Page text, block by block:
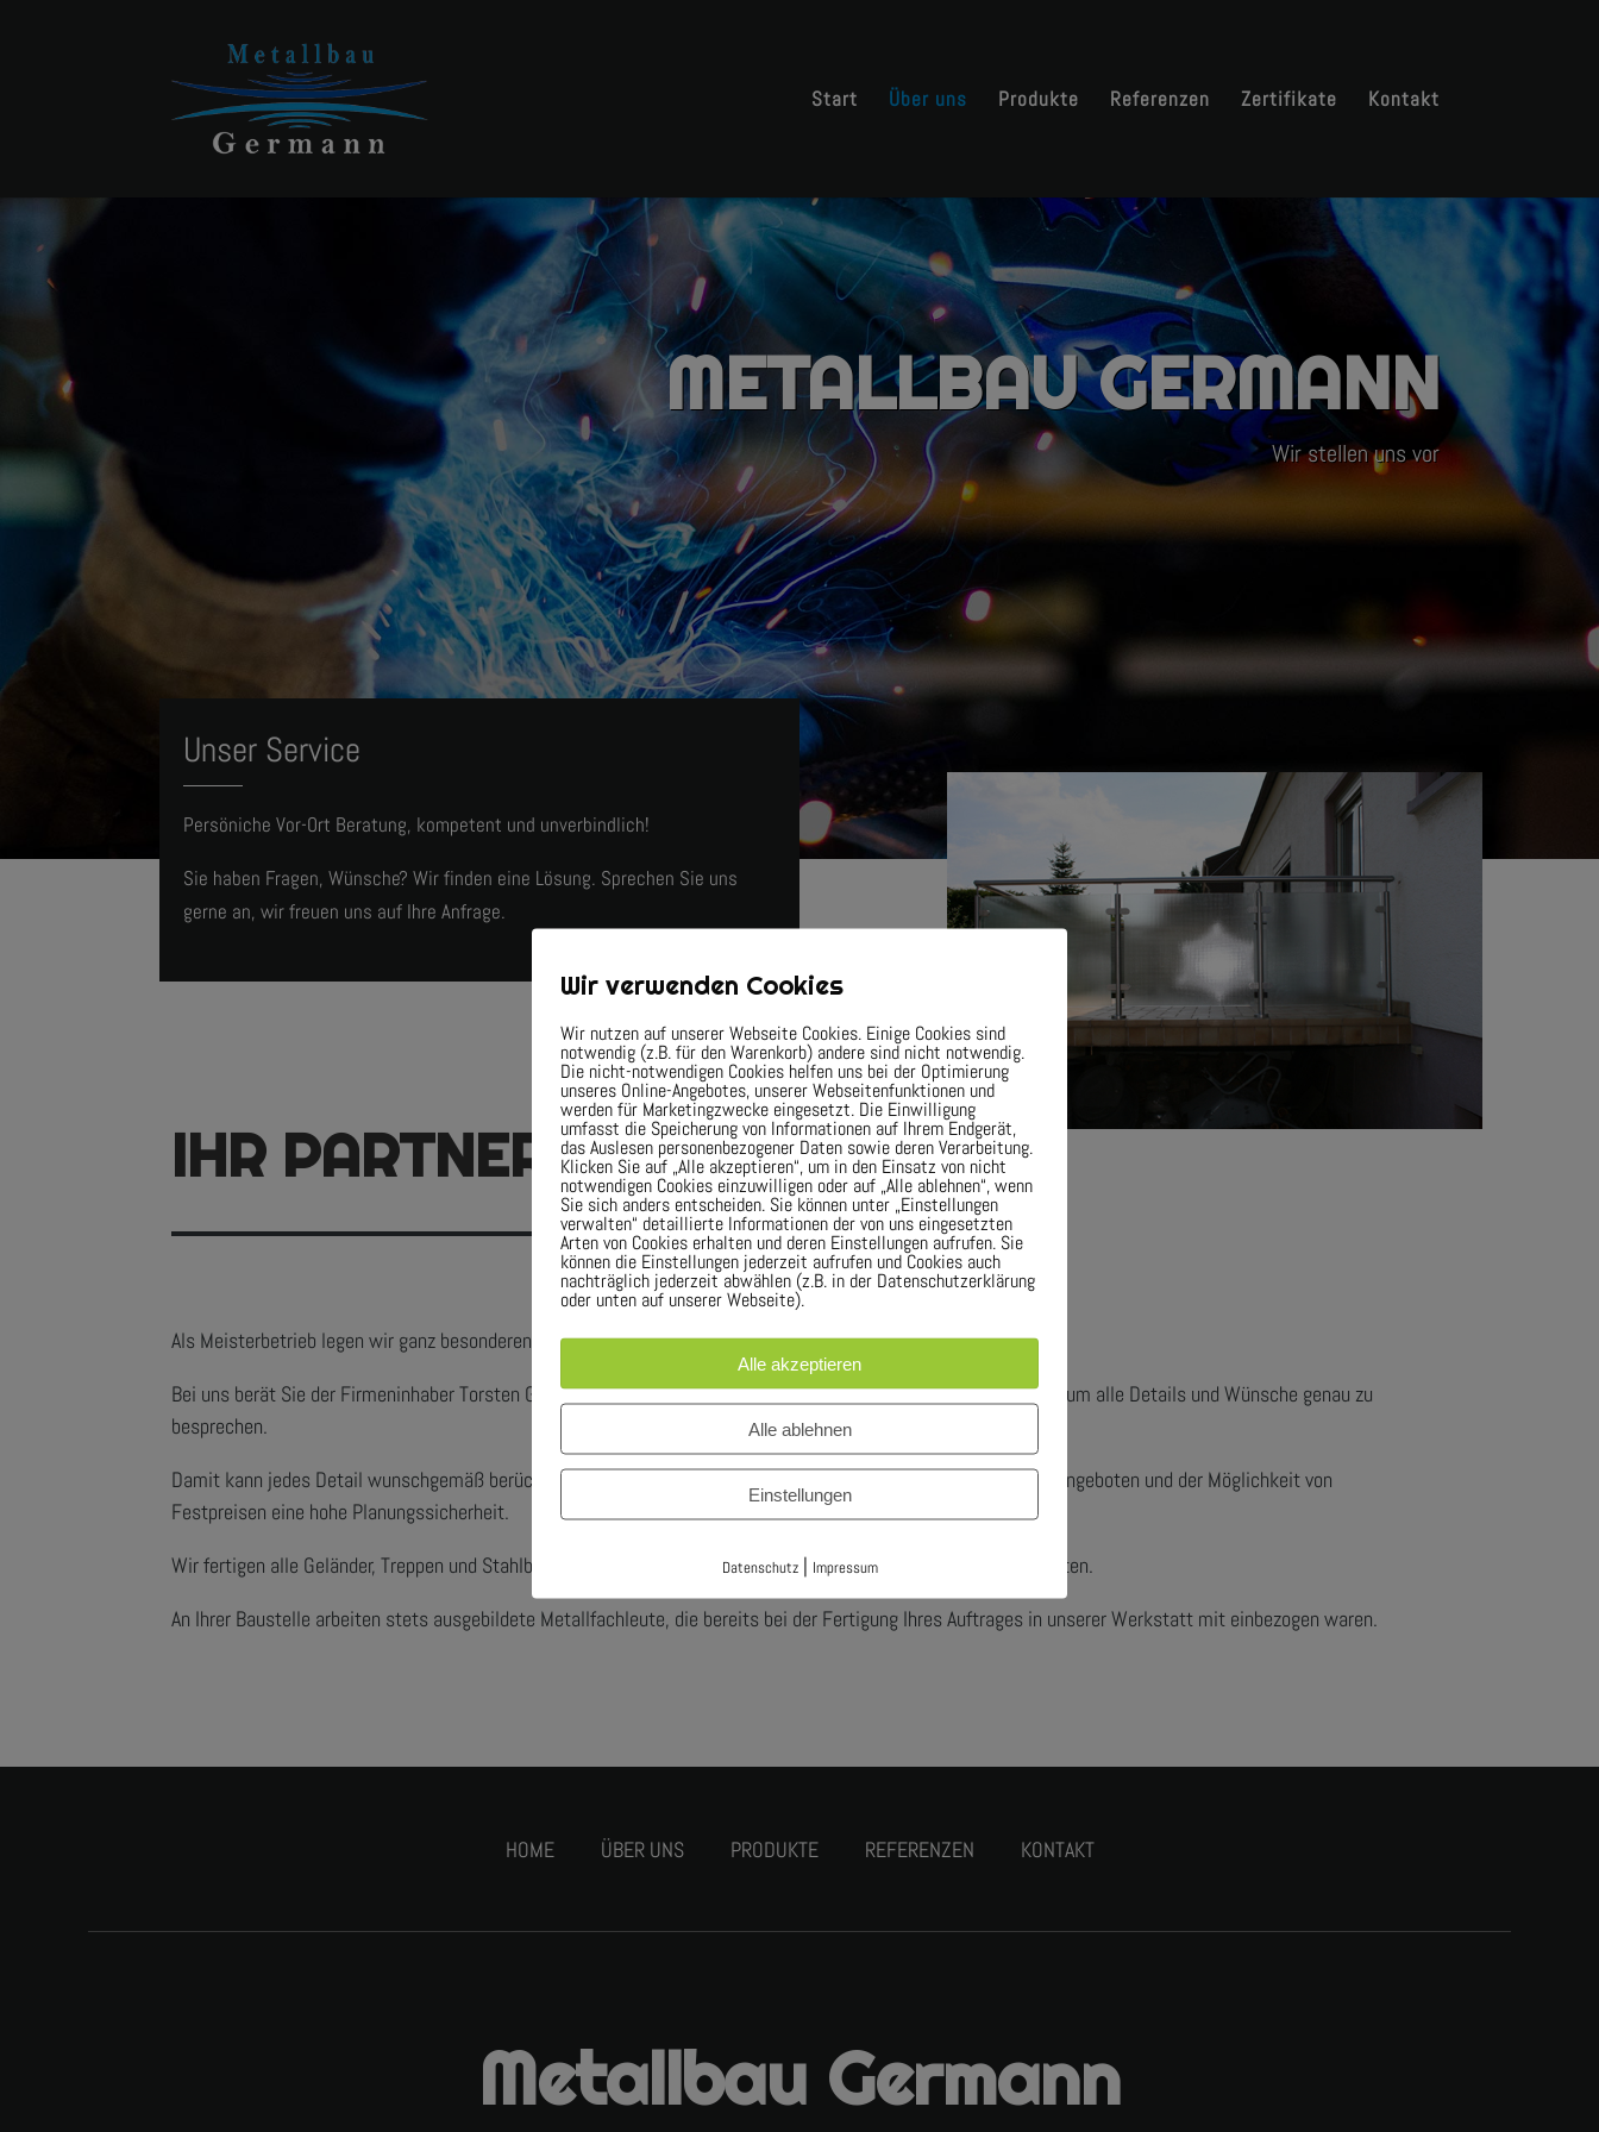
Start Über uns Produkte Referenzen Zertifikate Kontakt
METALLBAU GERMANN
Wir stellen uns vor
Unser Service
Persöniche Vor-Ort Beratung, kompetent und unverbindlich!
Sie haben Fragen, Wünsche? Wir finden eine Lösung. Sprechen Sie uns
gerne an, wir freuen uns auf Ihre Anfrage.
IHR PARTNER
Als Meisterbetrieb legen wir ganz besonderen Wert auf ausführliche Beratung.
Bei uns berät Sie der Firmeninhaber Torsten Germann persönlich, kompetent und unverbindlich bei Ihnen vor Ort, um alle Details und Wünsche genau zu
besprechen.
Damit kann jedes Detail wunschgemäß berücksichtigt werden und die Kunden erhalten mit detaillierten Kostenangeboten und der Möglichkeit von
Festpreisen eine hohe Planungssicherheit.
Wir fertigen alle Geländer, Treppen und Stahlbalkone selbst und haben dadurch eine große Freiheit an Möglichkeiten.
An Ihrer Baustelle arbeiten stets ausgebildete Metallfachleute, die bereits bei der Fertigung Ihres Auftrages in unserer Werkstatt mit einbezogen waren.
HOME ÜBER UNS PRODUKTE REFERENZEN KONTAKT
Metallbau Germann
Wir verwenden Cookies
Wir nutzen auf unserer Webseite Cookies. Einige Cookies sind
notwendig (z.B. für den Warenkorb) andere sind nicht notwendig.
Die nicht-notwendigen Cookies helfen uns bei der Optimierung
unseres Online-Angebotes, unserer Webseitenfunktionen und
werden für Marketingzwecke eingesetzt. Die Einwilligung
umfasst die Speicherung von Informationen auf Ihrem Endgerät,
das Auslesen personenbezogener Daten sowie deren Verarbeitung.
Klicken Sie auf „Alle akzeptieren“, um in den Einsatz von nicht
notwendigen Cookies einzuwilligen oder auf „Alle ablehnen“, wenn
Sie sich anders entscheiden. Sie können unter „Einstellungen
verwalten“ detaillierte Informationen der von uns eingesetzten
Arten von Cookies erhalten und deren Einstellungen aufrufen. Sie
können die Einstellungen jederzeit aufrufen und Cookies auch
nachträglich jederzeit abwählen (z.B. in der Datenschutzerklärung
oder unten auf unserer Webseite).
Alle akzeptieren
Alle ablehnen
Einstellungen
Datenschutz| Impressum